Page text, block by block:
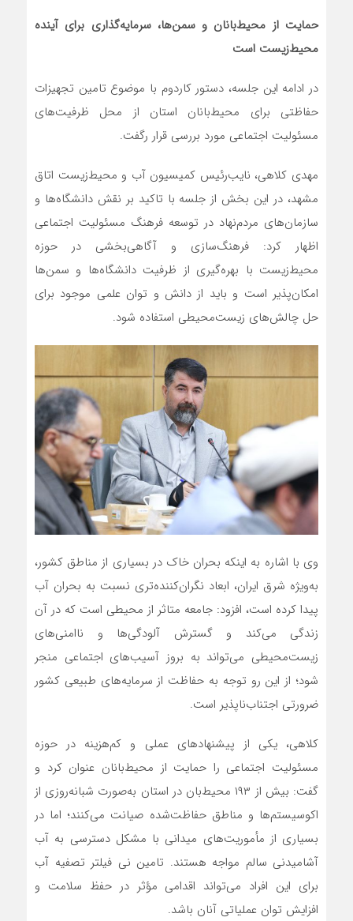
حمایت از محیط‌بانان و سمن‌ها، سرمایه‌گذاری برای آینده
محیط‌زیست است
در ادامه این جلسه، دستور کاردوم با موضوع تامین تجهیزات
حفاظتی برای محیط‌بانان استان از محل ظرفیت‌های
مسئولیت اجتماعی مورد بررسی قرار رگفت.
مهدی کلاهی، نایب‌رئیس کمیسیون آب و محیط‌زیست اتاق
مشهد، در این بخش از جلسه با تاکید بر نقش دانشگاه‌ها و
سازمان‌های مردم‌نهاد در توسعه فرهنگ مسئولیت اجتماعی
اظهار کرد: فرهنگ‌سازی و آگاهی‌بخشی در حوزه
محیط‌زیست با بهره‌گیری از ظرفیت دانشگاه‌ها و سمن‌ها
امکان‌پذیر است و باید از دانش و توان علمی موجود برای
حل چالش‌های زیست‌محیطی استفاده شود.
وی با اشاره به اینکه بحران خاک در بسیاری از مناطق کشور،
به‌ویژه شرق ایران، ابعاد نگران‌کننده‌تری نسبت به بحران آب
پیدا کرده است، افزود: جامعه متاثر از محیطی است که در آن
زندگی می‌کند و گسترش آلودگی‌ها و ناامنی‌های
زیست‌محیطی می‌تواند به بروز آسیب‌های اجتماعی منجر
شود؛ از این رو توجه به حفاظت از سرمایه‌های طبیعی کشور
ضرورتی اجتناب‌ناپذیر است.
کلاهی، یکی از پیشنهادهای عملی و کم‌هزینه در حوزه
مسئولیت اجتماعی را حمایت از محیط‌بانان عنوان کرد و
گفت: بیش از ۱۹۳ محیط‌بان در استان به‌صورت شبانه‌روزی از
اکوسیستم‌ها و مناطق حفاظت‌شده صیانت می‌کنند؛ اما در
بسیاری از مأموریت‌های میدانی با مشکل دسترسی به آب
آشامیدنی سالم مواجه هستند. تامین نی فیلتر تصفیه آب
برای این افراد می‌تواند اقدامی مؤثر در حفظ سلامت و
افزایش توان عملیاتی آنان باشد.